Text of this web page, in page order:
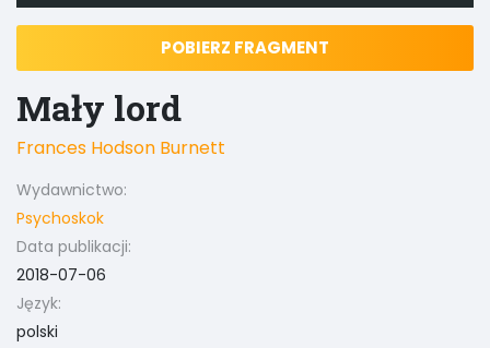
POBIERZ FRAGMENT
Mały lord
Frances Hodson Burnett
Wydawnictwo:
Psychoskok
Data publikacji:
2018-07-06
Język:
polski